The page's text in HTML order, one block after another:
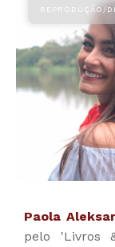
Paola
pelo 'Livros